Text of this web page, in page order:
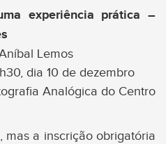
experiência prática –
Lemos
dia 10 de dezembro
Analógica do Centro
a inscrição obrigatória